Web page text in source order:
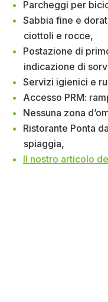
Parcheggi per
Sabbia fine e
ciottoli e rocce,
Postazione di
indicazione di
Servizi igienici e
Accesso PRM:
Nessuna zona
Ristorante Ponta
spiaggia,
Il nostro articolo